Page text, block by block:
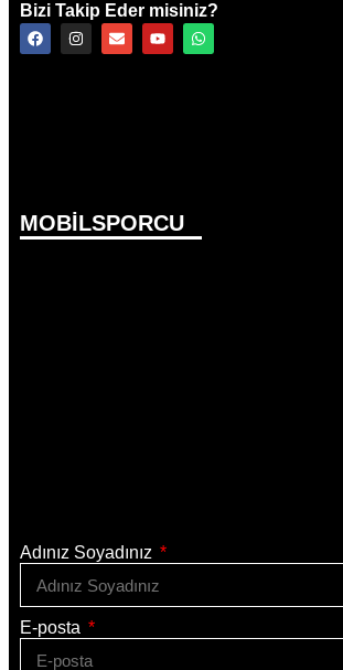
Bizi Takip Eder misiniz?
MOBİLSPORCU
Adınız Soyadınız
E-posta